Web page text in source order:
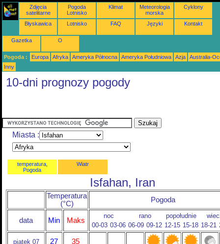
Zdjęcia
satelitarne
Pogoda
Lotnisko
Klimat
Meteorologia
morska
Cyklony
Błyskawica Lotnisko FAQ Języki Kontakt
Gazetka O
Pogoda : Europa Afryka Ameryka Północna Ameryka Południowa Azja
Australia-
Inny
10-dni prognozy pogody
Miasta :
temperatura,
Pogoda
Wiatr
Isfahan, Iran
Temperatura
(°C)
Pogoda
data Min Maks
noc rano popołudnie
00-03 03-06 06-09 09-12 12-15 15-18 18-21
piątek 07 27 35